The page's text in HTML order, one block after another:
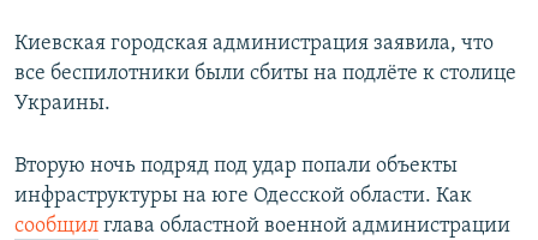
Киевская городская администрация заявила, что
все беспилотники были сбиты на подлёте к столице
Украины.
Вторую ночь подряд под удар попали объекты
инфраструктуры на юге Одесской области. Как
сообщил глава областной военной администрации